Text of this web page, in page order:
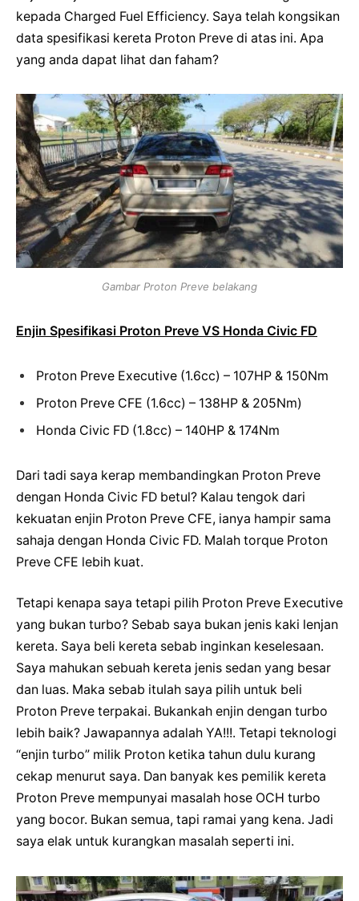
kepada Charged Fuel Efficiency. Saya telah kongsikan
data spesifikasi kereta Proton Preve di atas ini. Apa
yang anda dapat lihat dan faham?
Gambar Proton Preve belakang
Enjin Spesifikasi Proton Preve VS Honda Civic FD
Proton Preve Executive (1.6cc) – 107HP & 150Nm
Proton Preve CFE (1.6cc) – 138HP & 205Nm)
Honda Civic FD (1.8cc) – 140HP & 174Nm
Dari tadi saya kerap membandingkan Proton Preve
dengan Honda Civic FD betul? Kalau tengok dari
kekuatan enjin Proton Preve CFE, ianya hampir sama
sahaja dengan Honda Civic FD. Malah torque Proton
Preve CFE lebih kuat.
Tetapi kenapa saya tetapi pilih Proton Preve Executive
yang bukan turbo? Sebab saya bukan jenis kaki lenjan
kereta. Saya beli kereta sebab inginkan keselesaan.
Saya mahukan sebuah kereta jenis sedan yang besar
dan luas. Maka sebab itulah saya pilih untuk beli
Proton Preve terpakai. Bukankah enjin dengan turbo
lebih baik? Jawapannya adalah YA!!!. Tetapi teknologi
“enjin turbo” milik Proton ketika tahun dulu kurang
cekap menurut saya. Dan banyak kes pemilik kereta
Proton Preve mempunyai masalah hose OCH turbo
yang bocor. Bukan semua, tapi ramai yang kena. Jadi
saya elak untuk kurangkan masalah seperti ini.